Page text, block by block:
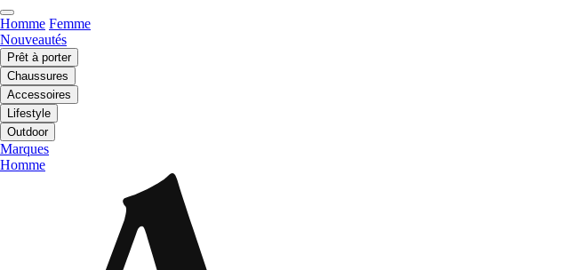
Homme Femme
Nouveautés
Prêt à porter
Chaussures
Accessoires
Lifestyle
Outdoor
Marques
Homme